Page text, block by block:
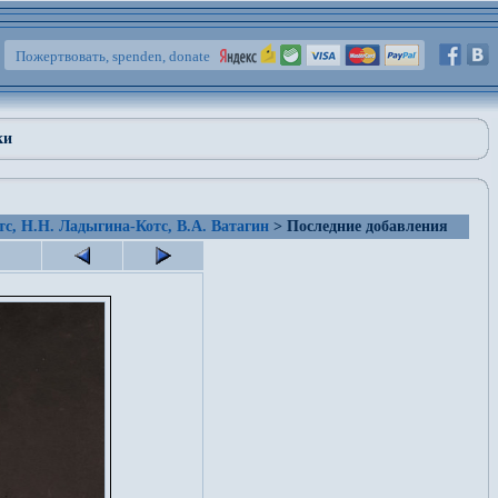
Пожертвовать, spenden, donate
Н.Н. Ладыгина-Котс, В.А. Ватагин > Последние добавления